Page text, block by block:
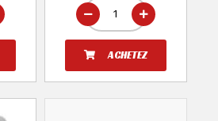
SUBARU
ACHETEZ